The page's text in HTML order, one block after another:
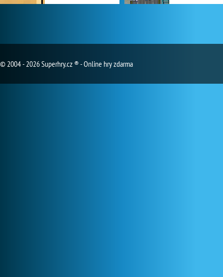
© 2004 - 2026 Superhry.cz ® - Online hry zdarma